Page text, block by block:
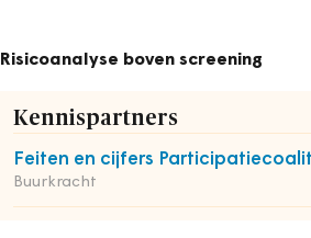
Risicoanalyse boven screening
Kennispartners
Feiten en cijfers
Buurkracht